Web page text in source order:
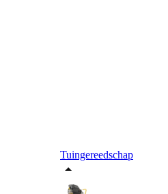
Tuingereedschap